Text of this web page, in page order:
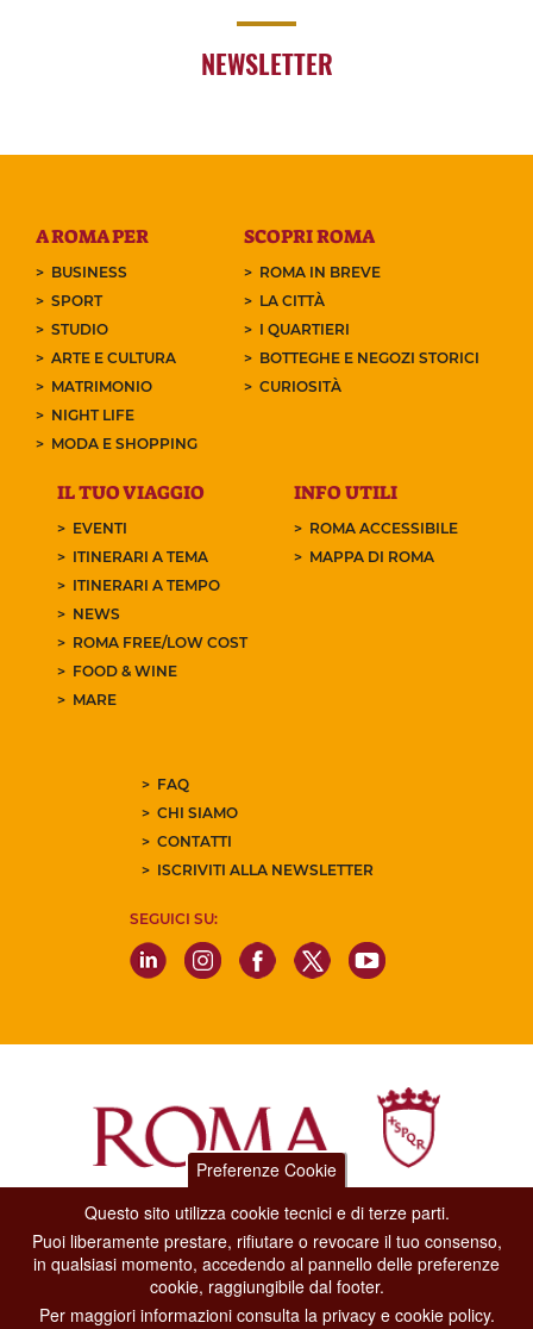
NEWSLETTER
A ROMA PER
BUSINESS
SPORT
STUDIO
ARTE E CULTURA
MATRIMONIO
NIGHT LIFE
MODA E SHOPPING
SCOPRI ROMA
ROMA IN BREVE
LA CITTÀ
I QUARTIERI
BOTTEGHE E NEGOZI STORICI
CURIOSITÀ
IL TUO VIAGGIO
EVENTI
ITINERARI A TEMA
ITINERARI A TEMPO
NEWS
ROMA FREE/LOW COST
FOOD & WINE
MARE
INFO UTILI
ROMA ACCESSIBILE
MAPPA DI ROMA
FAQ
CHI SIAMO
CONTATTI
ISCRIVITI ALLA NEWSLETTER
SEGUICI SU:
Dipartimento Grandi Eventi, Sport, Turismo e Moda.
Via di San Basilio, 51
00187 Roma
Preferenze Cookie
Questo sito utilizza cookie tecnici e di terze parti.
Puoi liberamente prestare, rifiutare o revocare il tuo consenso,
in qualsiasi momento, accedendo al pannello delle preferenze
cookie, raggiungibile dal footer.
Per maggiori informazioni consulta la privacy e cookie policy.